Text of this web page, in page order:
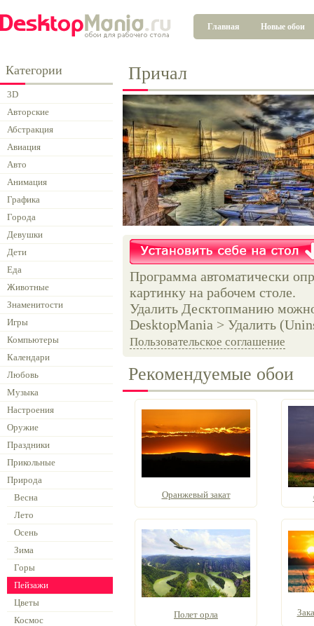
Главная Новые обои
Категории
3D
Авторские
Абстракция
Авиация
Авто
Анимация
Графика
Города
Девушки
Дети
Еда
Животные
Знаменитости
Игры
Компьютеры
Календари
Любовь
Музыка
Настроения
Оружие
Праздники
Прикольные
Природа
Весна
Лето
Осень
Зима
Горы
Пейзажи
Цветы
Космос
Причал
Программа автоматически
картинку на рабочем столе.
Удалить Десктопманию
DesktopMania > Удалить
Пользовательское соглашение
Рекомендуемые обои
Оранжевый закат
Полет орла